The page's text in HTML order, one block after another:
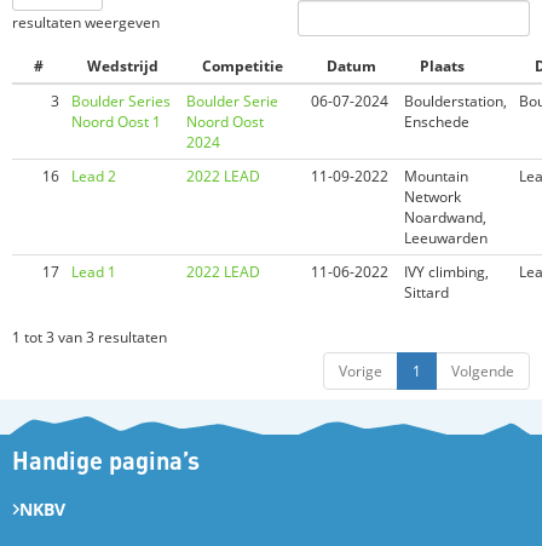
resultaten weergeven
# Wedstrijd Competitie Datum Plaats
3
Boulder Series
Noord Oost 1
Boulder Serie
Noord Oost
2024
06-07-2024
Boulderstation,
Enschede
16 Lead 2 2022 LEAD 11-09-2022
Mountain
Network
Noardwand,
Leeuwarden
17 Lead 1 2022 LEAD 11-06-2022
IVY climbing,
Sittard
1 tot 3 van 3 resultaten
Vorige
1 Volgende
Handige pagina’s
NKBV